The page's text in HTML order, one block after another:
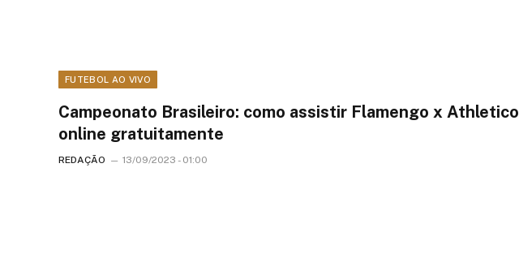
FUTEBOL AO VIVO
Campeonato Brasileiro: como assistir Flamengo x Athletico
online gratuitamente
REDAÇÃO 13/09/2023 - 01:00